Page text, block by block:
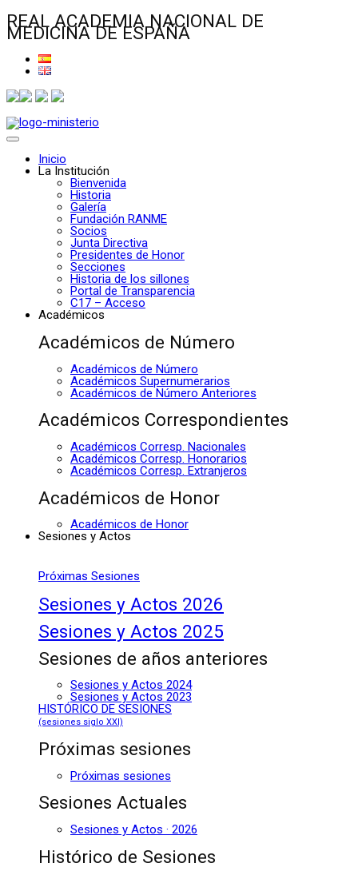
REAL ACADEMIA NACIONAL DE
MEDICINA DE ESPAÑA
Inicio
La Institución
Bienvenida
Historia
Galería
Fundación RANME
Socios
Junta Directiva
Presidentes de Honor
Secciones
Historia de los sillones
Portal de Transparencia
C17 – Acceso
Académicos
Académicos de Número
Académicos de Número
Académicos Supernumerarios
Académicos de Número Anteriores
Académicos Correspondientes
Académicos Corresp. Nacionales
Académicos Corresp. Honorarios
Académicos Corresp. Extranjeros
Académicos de Honor
Académicos de Honor
Sesiones y Actos
Próximas Sesiones
Sesiones y Actos 2026
Sesiones y Actos 2025
Sesiones de años anteriores
Sesiones y Actos 2024
Sesiones y Actos 2023
HISTÓRICO DE SESIONES
(sesiones siglo XXI)
Próximas sesiones
Próximas sesiones
Sesiones Actuales
Sesiones y Actos · 2026
Histórico de Sesiones